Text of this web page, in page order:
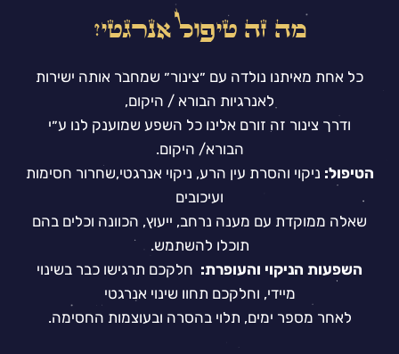
מה זה טיפול אנרגטי?
כל אחת מאיתנו נולדה עם ״צינור״ שמחבר אותה ישירות
לאנרגיות הבורא / היקום,
ודרך צינור זה זורם אלינו כל השפע שמוענק לנו ע״י
הבורא/ היקום.
הטיפול: ניקוי והסרת עין הרע, ניקוי אנרגטי,שחרור חסימות
ועיכובים
שאלה ממוקדת עם מענה נרחב, ייעוץ, הכוונה וכלים בהם
תוכלו להשתמש.
השפעות הניקוי והעופרת: חלקכם תרגישו כבר בשינוי
מיידי, וחלקכם תחוו שינוי אנרגטי
לאחר מספר ימים, תלוי בהסרה ובעוצמות החסימה.